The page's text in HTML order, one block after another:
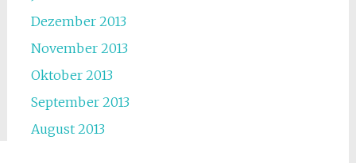
Dezember 2013
November 2013
Oktober 2013
September 2013
August 2013